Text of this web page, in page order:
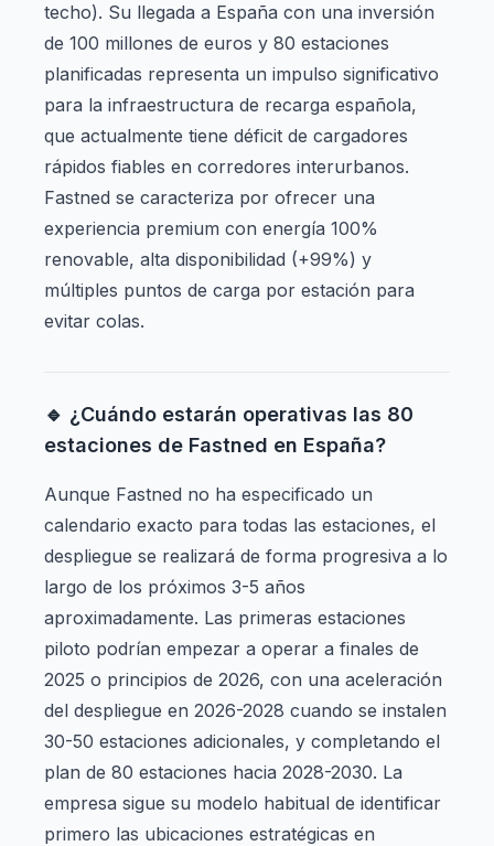
techo). Su llegada a España con una inversión
de 100 millones de euros y 80 estaciones
planificadas representa un impulso significativo
para la infraestructura de recarga española,
que actualmente tiene déficit de cargadores
rápidos fiables en corredores interurbanos.
Fastned se caracteriza por ofrecer una
experiencia premium con energía 100%
renovable, alta disponibilidad (+99%) y
múltiples puntos de carga por estación para
evitar colas.
🔹 ¿Cuándo estarán operativas las 80
estaciones de Fastned en España?
Aunque Fastned no ha especificado un
calendario exacto para todas las estaciones, el
despliegue se realizará de forma progresiva a lo
largo de los próximos 3-5 años
aproximadamente. Las primeras estaciones
piloto podrían empezar a operar a finales de
2025 o principios de 2026, con una aceleración
del despliegue en 2026-2028 cuando se instalen
30-50 estaciones adicionales, y completando el
plan de 80 estaciones hacia 2028-2030. La
empresa sigue su modelo habitual de identificar
primero las ubicaciones estratégicas en